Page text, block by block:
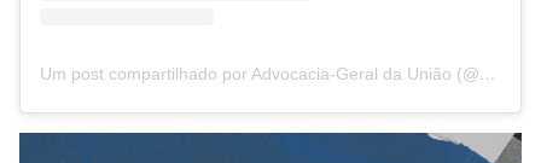
Um post compartilhado por Advocacia-Geral da União (@agu_gov)